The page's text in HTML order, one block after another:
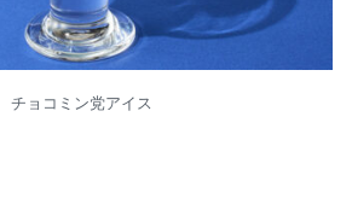
チョコミン党アイス